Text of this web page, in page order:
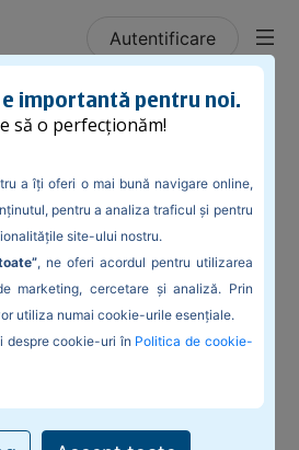
Autentificare
nu este: cum ne păcălesc
este: cum ne păcălesc
AI și deepfake
importantă pentru noi.
să o perfecționăm!
a îți oferi o mai bună navigare online,
pentru a analiza traficul și pentru
site-ului nostru.
, ne oferi acordul pentru utilizarea
marketing, cercetare și analiză. Prin
utiliza numai cookie-urile esențiale.
despre cookie-uri în Politica de cookie-